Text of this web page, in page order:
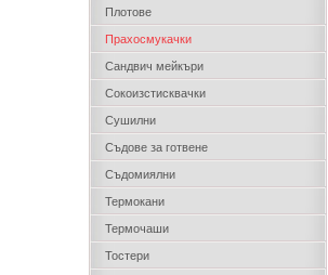
Плотове
Прахосмукачки
Сандвич мейкъри
Сокоизстисквачки
Сушилни
Съдове за готвене
Съдомиялни
Термокани
Термочаши
Тостери